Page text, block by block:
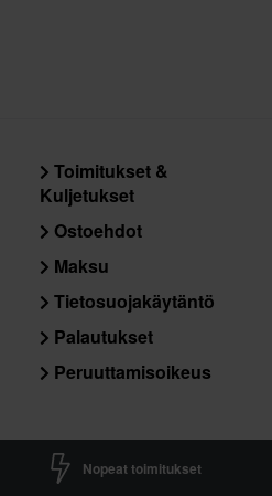
Toimitukset &
Kuljetukset
Ostoehdot
Maksu
Tietosuojakäytäntö
Palautukset
Peruuttamisoikeus
Nopeat toimitukset